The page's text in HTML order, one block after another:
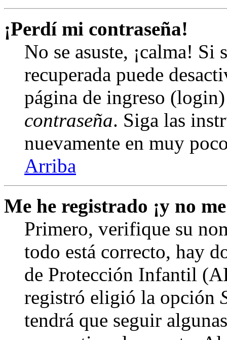
¡Perdí mi contraseña!
No se asuste, ¡calma! Si
recuperada puede
página de ingreso
contraseña. Siga las
nuevamente en muy
Arriba
Me he registrado ¡y no
Primero, verifique su
todo está correcto, hay
de Protección Infantil
registró eligió la opción
tendrá que seguir